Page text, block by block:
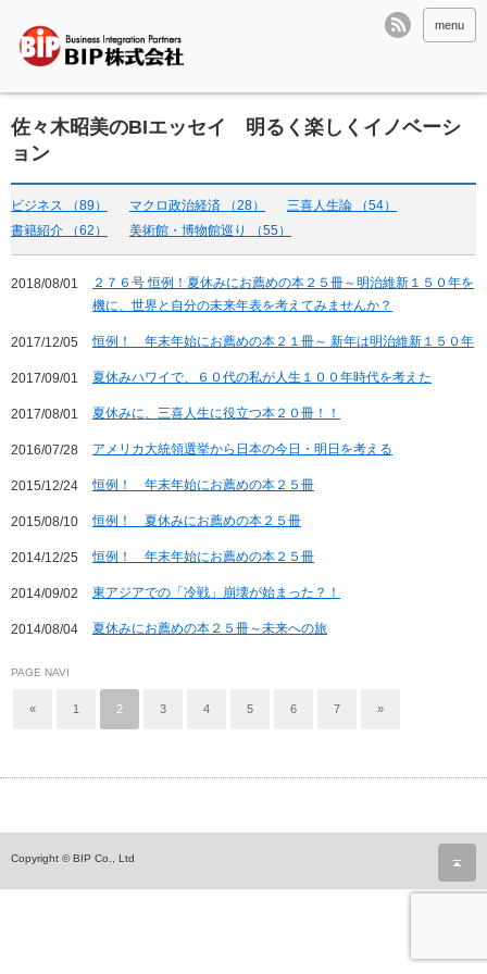
menu
佐々木昭美のBIエッセイ 明るく楽しくイノベーシ
ョン
ビジネス （89） マクロ政治経済 （28）
三喜人生論 （54）
書籍紹介 （62）
美術館・博物館巡り （55）
2018/08/01
２７６号 恒例！夏休みにお薦めの本２５冊～明治維新１５０年を
機に、世界と自分の未来年表を考えてみませんか？
2017/12/05 恒例！ 年末年始にお薦めの本２１冊～ 新年は明治維新１５０年
2017/09/01 夏休みハワイで、６０代の私が人生１００年時代を考えた
2017/08/01 夏休みに、三喜人生に役立つ本２０冊！！
2016/07/28 アメリカ大統領選挙から日本の今日・明日を考える
2015/12/24 恒例！ 年末年始にお薦めの本２５冊
2015/08/10 恒例！ 夏休みにお薦めの本２５冊
2014/12/25 恒例！ 年末年始にお薦めの本２５冊
2014/09/02 東アジアでの「冷戦」崩壊が始まった？！
2014/08/04 夏休みにお薦めの本２５冊～未来への旅
PAGE NAVI
« 1 2 3 4 5 6 7 »
Copyright © BIP Co., Ltd